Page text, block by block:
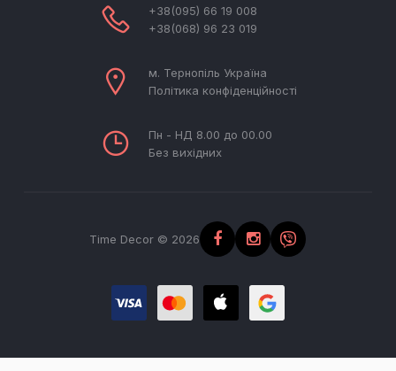
+38(095) 66 19 008
+38(068) 96 23 019
м. Тернопіль Україна
Політика конфіденційності
Пн - НД 8.00 до 00.00
Без вихідних
Time Decor © 2026